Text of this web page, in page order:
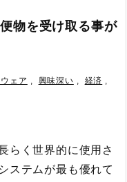
物を受け取る事が
ェア , 興味深い , 経済 ,
らく世界的に使用さ
ステムが最も優れて